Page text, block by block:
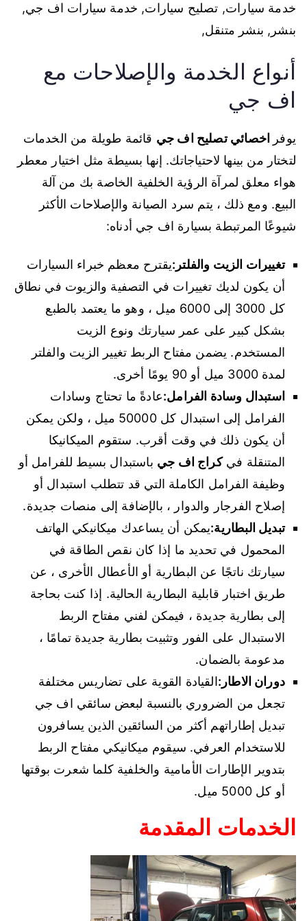
خدمة سيارات, تصليح سيارات, خدمة سيارات اف جي,
بنشر, بنشر متنقل,
أنواع الخدمة والإصلاحات مع
اف جي
يوفر اخصائي تصليح اف جي قائمة طويلة من الخدمات
لتختار من بينها لاحتياجاتك. إنها بسيطة مثل اختيار معطر
هواء معلق لمرآة الرؤية الخلفية الخاصة بك من آلة
البيع. ومع ذلك ، يتم سرد الصيانة والإصلاحات الأكثر
شيوعًا المرتبطة بسيارة اف جي أدناه:
تغييرات الزيت والفلتر:يقترح معظم خبراء السيارات
أن يكون لديك تغييرات في التصفية والزيوت في نطاق
كل 3000 إلى 6000 ميل ، وهو ما يعتمد بالطبع
بشكل كبير على عمر سيارتك ونوع الزيت
المستخدم. يضمن مفتاح الربط تغيير الزيت والفلتر
لمدة 3000 ميل أو 90 يومًا أخرى.
استبدال وسادة الفرامل:عادةً ما تحتاج وسادات
الفرامل إلى استبدال كل 50000 ميل ، ولكن يمكن
أن يكون ذلك في وقت أقرب. ستقوم الميكانيكا
المتنقلة فيكراج اف جي باستبدال بسيط للفرامل أو
وظيفة الفرامل الكاملة التي قد تتطلب استبدال أو
إصلاح الفرجار والدوار ، بالإضافة إلى منصات جديدة.
تبديل البطارية:يمكن أن يساعدك ميكانيكي الهاتف
المحمول في تحديد ما إذا كان نقص الطاقة في
سيارتك ناتجًا عن البطارية أو الأعطال الأخرى ، عن
طريق اختبار قابلية البطارية الحالية. إذا كنت بحاجة
إلى بطارية جديدة ، فيمكن لفني مفتاح الربط
الاستبدال على الفور وتثبيت بطارية جديدة تمامًا ،
مدعومة بالضمان.
دوران الاطار:القيادة القوية على تضاريس مختلفة
تجعل من الضروري بالنسبة لبعض سائقي اف جي
تبديل إطاراتهم أكثر من السائقين الذين يسافرون
للاستخدام العرفي. سيقوم ميكانيكي مفتاح الربط
بتدوير الإطارات الأمامية والخلفية كلما شعرت بوقتها
أو كل 5000 ميل.
الخدمات المقدمة